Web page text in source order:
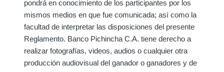
pondrá en conocimiento de los participantes por los
mismos medios en que fue comunicada; así como la
facultad de interpretar las disposiciones del presente
Reglamento. Banco Pichincha C.A. tiene derecho a
realizar fotografías, videos, audios o cualquier otra
producción audiovisual del ganador o ganadores y de